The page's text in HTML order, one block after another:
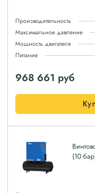
Производительность
Максимальное давление
Мощность двигателя
Питание
968 661 руб
(10